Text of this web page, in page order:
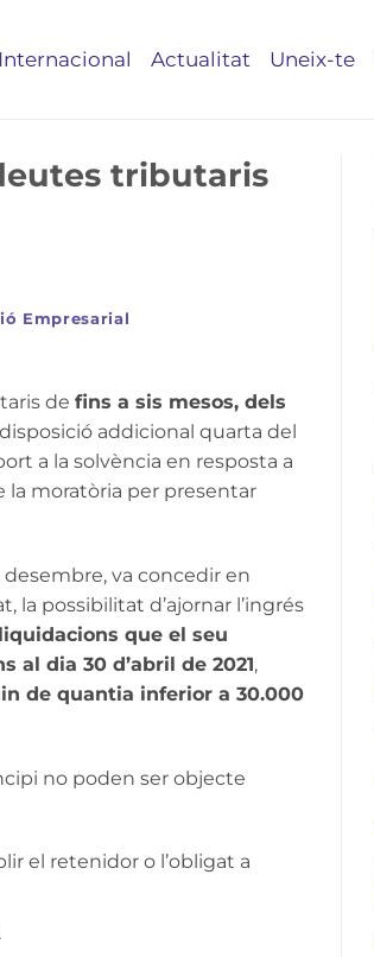
Internacional Actualitat Uneix-te
Empresarial
tributaris
de fins a sis mesos, dels
addicional quarta del
a la solvència en resposta a
la moratòria per presentar
desembre, va concedir en
la possibilitat d’ajornar l’ingrés
que el seu
al dia 30 d’abril de 2021,
de quantia inferior a 30.000
no poden ser objecte
el retenidor o l’obligat a